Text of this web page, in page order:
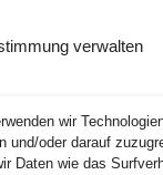
verwalten
wir
und/oder darauf
Daten wie das